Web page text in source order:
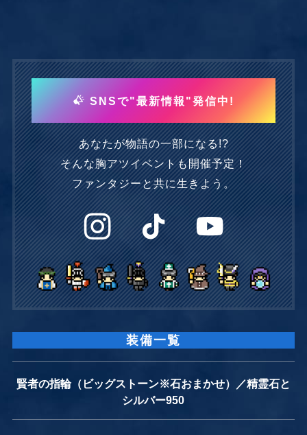
SNSで"最新情報"発信中!
あなたが物語の一部になる!?
そんな胸アツイベントも開催予定！
ファンタジーと共に生きよう。
装備一覧
賢者の指輪（ビッグストーン※石おまかせ）／精霊石と
シルバー950